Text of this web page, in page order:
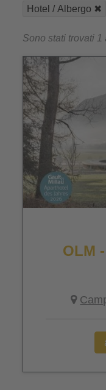
Hotel / Albergo
Sono stati trovati 1
OLM